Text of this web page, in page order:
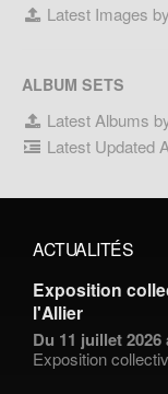
Latest Images
ALBUM SETS
Latest Albums
Latest Updated
ACTUALITÉS
Exposition
l'Allier
Du 11 juillet
Exposition